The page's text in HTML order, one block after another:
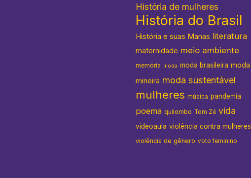
História de mulheres
História do Brasil
História e suas Manas literatura
maternidade meio ambiente
memória moda moda brasileira moda
mineira moda sustentável
mulheres música pandemia
poema quilombo Tom Zé vida
videoaula violência contra mulheres
violência de gênero voto feminino